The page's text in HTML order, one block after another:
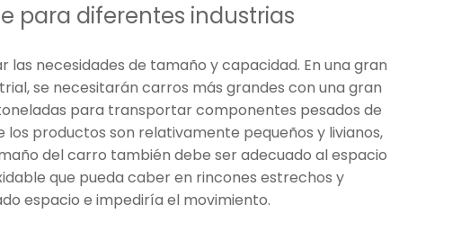
para diferentes industrias
necesidades de tamaño y capacidad. En una gran
se necesitarán carros más grandes con una gran
para transportar componentes pesados ​​de
productos son relativamente pequeños y livianos,
del carro también debe ser adecuado al espacio
que pueda caber en rincones estrechos y
espacio e impediría el movimiento.